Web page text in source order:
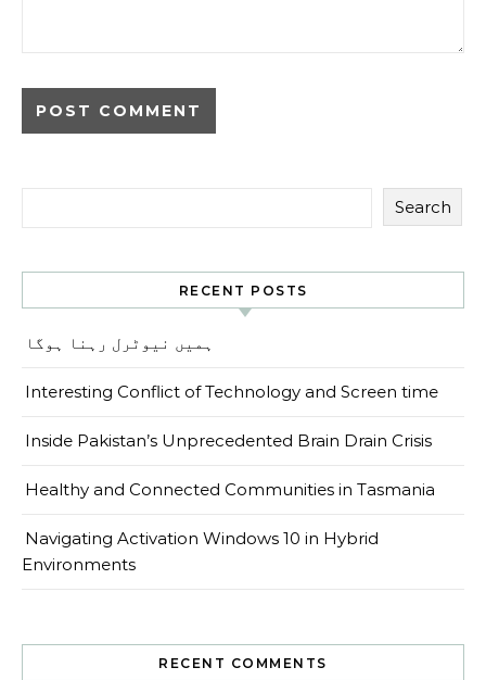
Search
RECENT POSTS
ہمیں نیوٹرل رہنا ہوگا
Interesting Conflict of Technology and Screen time
Inside Pakistan’s Unprecedented Brain Drain Crisis
Healthy and Connected Communities in Tasmania
Navigating Activation Windows 10 in Hybrid
Environments
RECENT COMMENTS